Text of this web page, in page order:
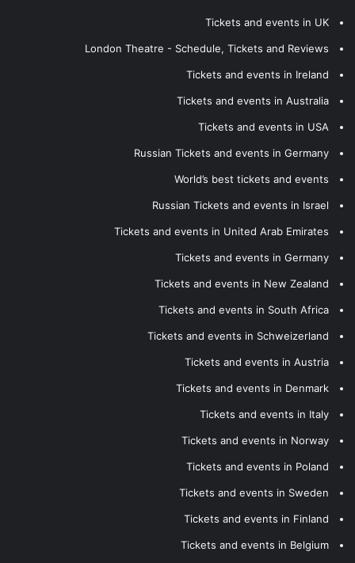
Tickets and events in UK
London Theatre - Schedule, Tickets and Reviews
Tickets and events in Ireland
Tickets and events in Australia
Tickets and events in USA
Russian Tickets and events in Germany
World’s best tickets and events
Russian Tickets and events in Israel
Tickets and events in United Arab Emirates
Tickets and events in Germany
Tickets and events in New Zealand
Tickets and events in South Africa
Tickets and events in Schweizerland
Tickets and events in Austria
Tickets and events in Denmark
Tickets and events in Italy
Tickets and events in Norway
Tickets and events in Poland
Tickets and events in Sweden
Tickets and events in Finland
Tickets and events in Belgium